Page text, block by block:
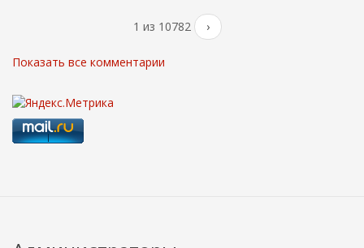
1 из 10782 ›
Показать все комментарии